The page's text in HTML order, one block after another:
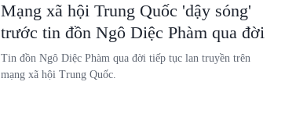
Mạng xã hội Trung Quốc 'dậy sóng'
trước tin đồn Ngô Diệc Phàm qua đời
Tin đồn Ngô Diệc Phàm qua đời tiếp tục lan truyền trên
mạng xã hội Trung Quốc.